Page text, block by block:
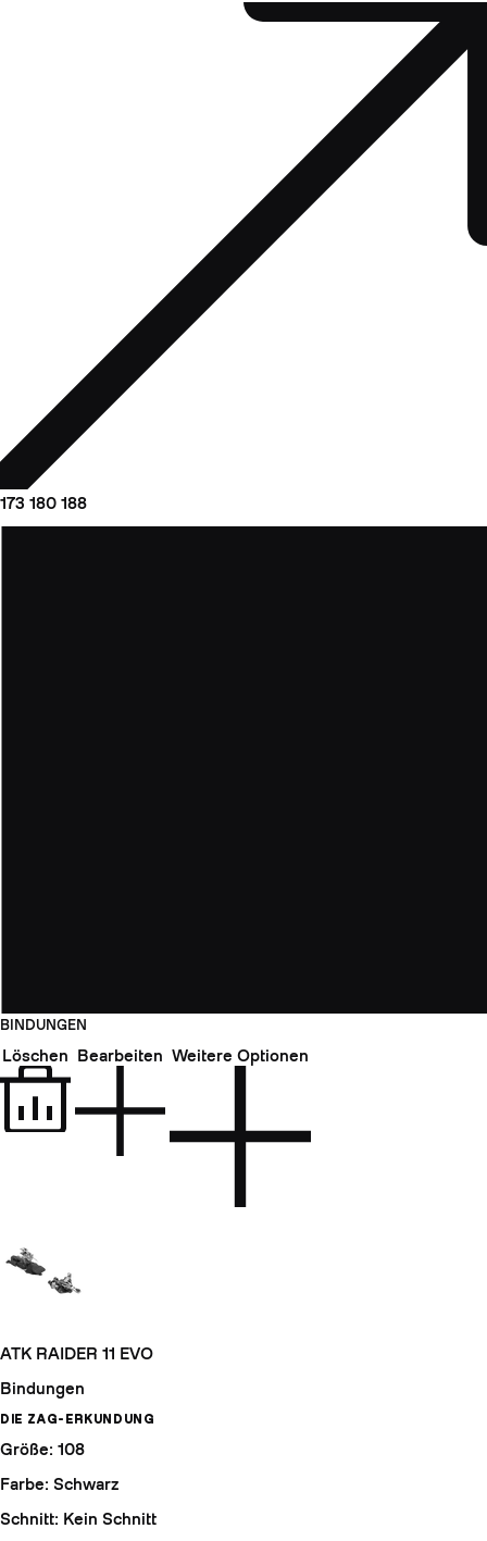
173 180 188
BINDUNGEN
Löschen Bearbeiten Weitere Optionen
ATK RAIDER 11 EVO
Bindungen
DIE ZAG-ERKUNDUNG
Größe: 108
Farbe: Schwarz
Schnitt: Kein Schnitt